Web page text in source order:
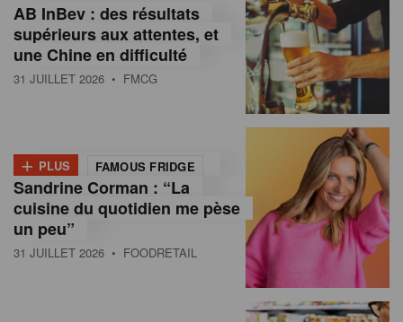
n
o
m
a
AB InBev : des résultats
supérieurs aux attentes, et
une Chine en difficulté
31 JUILLET 2026 • FMCG
+ PLUS FAMOUS FRIDGE
Sandrine Corman : “La
cuisine du quotidien me pèse
un peu”
31 JUILLET 2026 • FOODRETAIL